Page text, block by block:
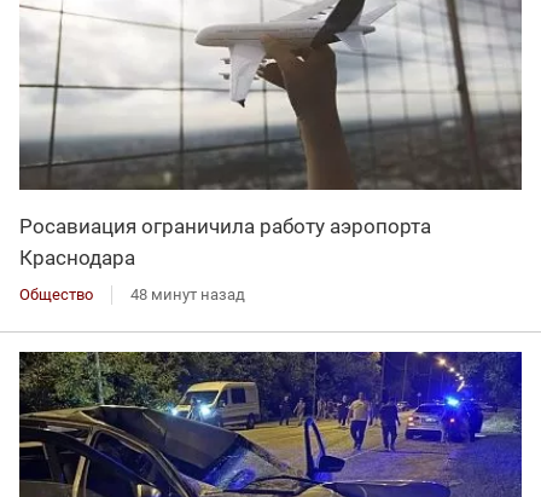
Росавиация ограничила работу аэропорта
Краснодара
Общество 48 минут назад